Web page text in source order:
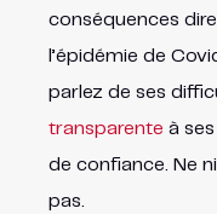
conséquences
l’épidémie de
parlez de ses
transparente à
de confiance. Ne
pas.